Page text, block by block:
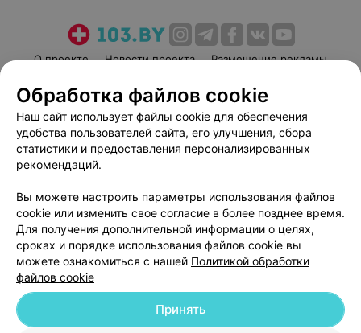
О проекте Новости проекта
Размещение рекламы
Пользовательское соглашение
Способы оплаты
Вакансии
Партнеры
Написать руководителю 103.by
Персональные настройки cookie
Обработка персональных данных
© 2026 ООО «Артокс Лаб», УНП 191700409| 220012, Республика Беларусь,
Обработка файлов cookie
Наш сайт использует файлы cookie для обеспечения
удобства пользователей сайта, его улучшения, сбора
статистики и предоставления персонализированных
рекомендаций.
Вы можете настроить параметры использования файлов
cookie или изменить свое согласие в более позднее время.
Для получения дополнительной информации о целях,
сроках и порядке использования файлов cookie вы
можете ознакомиться с нашей Политикой обработки
файлов cookie
Принять